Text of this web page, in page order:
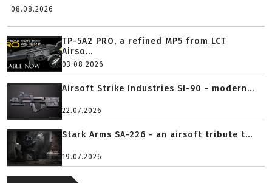
08.08.2026
TP-5A2 PRO, a refined MP5 from LCT
Airso...
03.08.2026
Airsoft Strike Industries SI-90 - modern...
22.07.2026
Stark Arms SA-226 - an airsoft tribute t...
19.07.2026